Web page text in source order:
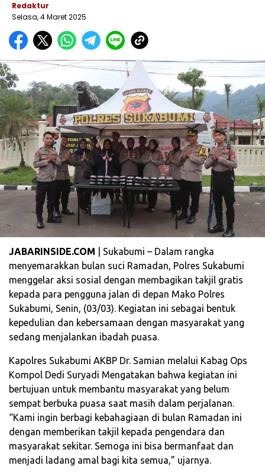
Redaktur
Selasa, 4 Maret 2025
JABARINSIDE.COM | Sukabumi – Dalam rangka
menyemarakkan bulan suci Ramadan, Polres Sukabumi
menggelar aksi sosial dengan membagikan takjil gratis
kepada para pengguna jalan di depan Mako Polres
Sukabumi, Senin, (03/03). Kegiatan ini sebagai bentuk
kepedulian dan kebersamaan dengan masyarakat yang
sedang menjalankan ibadah puasa.
Kapolres Sukabumi AKBP Dr. Samian melalui Kabag Ops
Kompol Dedi Suryadi Mengatakan bahwa kegiatan ini
bertujuan untuk membantu masyarakat yang belum
sempat berbuka puasa saat masih dalam perjalanan.
“Kami ingin berbagi kebahagiaan di bulan Ramadan ini
dengan memberikan takjil kepada pengendara dan
masyarakat sekitar. Semoga ini bisa bermanfaat dan
menjadi ladang amal bagi kita semua,” ujarnya.